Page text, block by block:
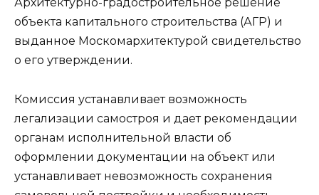
Архитектурно-градостроительное решение
объекта капитального строительства (АГР) и
выданное Москомархитектурой свидетельство
о его утверждении.
Комиссия устанавливает возможность
легализации самостроя и дает рекомендации
органам исполнительной власти об
оформлении документации на объект или
устанавливает невозможность сохранения